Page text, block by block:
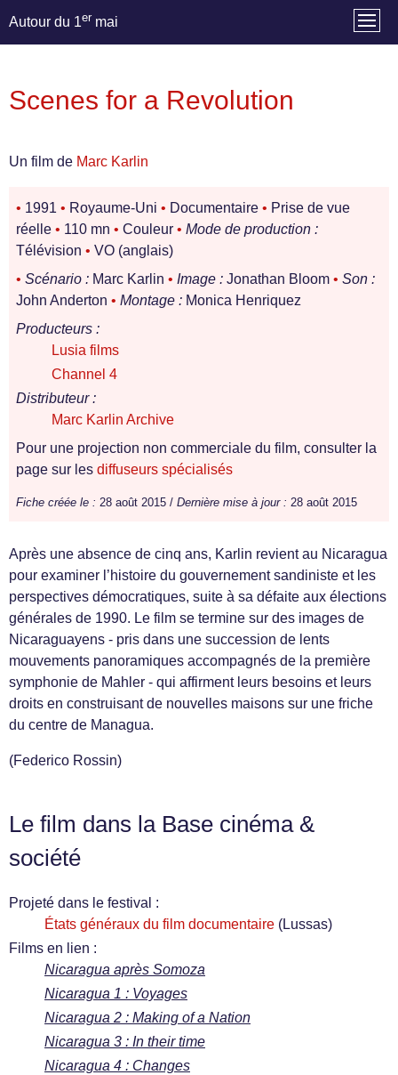
Autour du 1er mai
Scenes for a Revolution
Un film de Marc Karlin
• 1991 • Royaume-Uni • Documentaire • Prise de vue
réelle • 110 mn • Couleur • Mode de production :
Télévision • VO (anglais)
• Scénario : Marc Karlin • Image : Jonathan Bloom • Son :
John Anderton • Montage : Monica Henriquez
Producteurs :
Lusia films
Channel 4
Distributeur :
Marc Karlin Archive
Pour une projection non commerciale du film, consulter la
page sur les diffuseurs spécialisés
Fiche créée le : 28 août 2015 / Dernière mise à jour : 28 août 2015
Après une absence de cinq ans, Karlin revient au Nicaragua
pour examiner l’histoire du gouvernement sandiniste et les
perspectives démocratiques, suite à sa défaite aux élections
générales de 1990. Le film se termine sur des images de
Nicaraguayens - pris dans une succession de lents
mouvements panoramiques accompagnés de la première
symphonie de Mahler - qui affirment leurs besoins et leurs
droits en construisant de nouvelles maisons sur une friche
du centre de Managua.
(Federico Rossin)
Le film dans la Base cinéma &
société
Projeté dans le festival :
États généraux du film documentaire (Lussas)
Films en lien :
Nicaragua après Somoza
Nicaragua 1 : Voyages
Nicaragua 2 : Making of a Nation
Nicaragua 3 : In their time
Nicaragua 4 : Changes